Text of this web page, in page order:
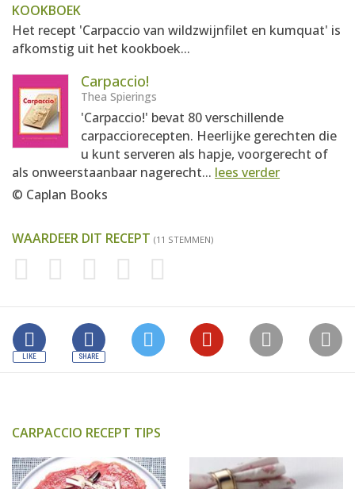
KOOKBOEK
Het recept 'Carpaccio van wildzwijnfilet en kumquat' is
afkomstig uit het kookboek...
Carpaccio!
Thea Spierings
'Carpaccio!' bevat 80 verschillende
carpacciorecepten. Heerlijke gerechten die
u kunt serveren als hapje, voorgerecht of
als onweerstaanbaar nagerecht... lees verder
© Caplan Books
WAARDEER DIT RECEPT (11 STEMMEN)
CARPACCIO RECEPT TIPS